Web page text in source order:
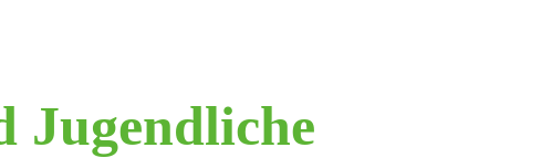
Jugendliche